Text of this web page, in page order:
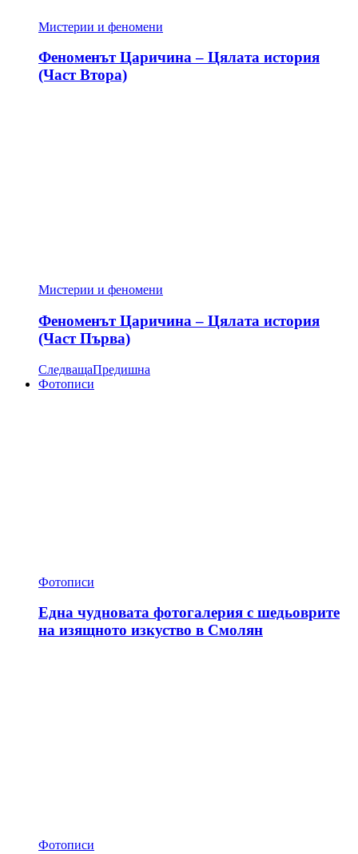
Мистерии и феномени
Феноменът Царичина – Цялата история
(Част Втора)
Мистерии и феномени
Феноменът Царичина – Цялата история
(Част Първа)
СледващаПредишна
Фотописи
Фотописи
Една чудновата фотогалерия с шедьоврите
на изящното изкуство в Смолян
Фотописи